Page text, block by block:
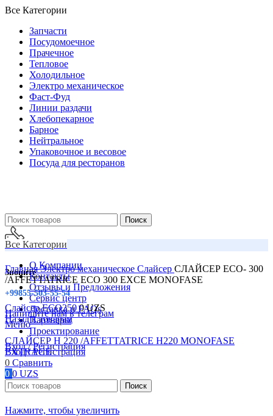
Все Категории
Запчасти
Посудомоечное
Прачечное
Тепловое
Холодильное
Электро механическое
Фаст-Фуд
Линии раздачи
Хлебопекарное
Барное
Нейтральное
Упаковочное и весовое
Посуда для ресторанов
Поиск
Звоните
+99855-503-55-54
Напишите нам в телеграм
Меню
Вход / Регистрация
Все Категории
О Компании
Контакты
Отзывы и Предложения
Сервис центр
Доставка и FAQs
Партнеры
Проектирование
Вход / Регистрация
0 Сравнить
0 0 UZS
Поиск
ГлавнаяЭлектро механическое Слайсер СЛАЙСЕР ECO- 300
/AFFETTATRICE ECO 300 EXCE MONOFASE
Слайсер ЕСО2500UZS
Назад к товарам
СЛАЙСЕР H 220 /AFFETTATRICE H220 MONOFASE
EXTRACE
Нажмите, чтобы увеличить